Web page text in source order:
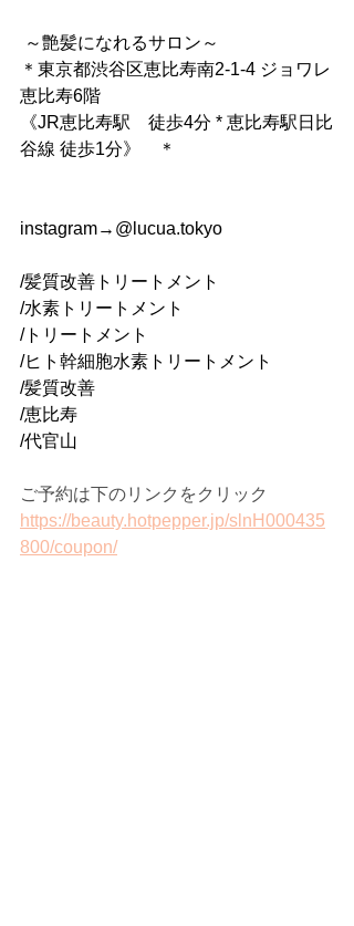
～艶髪になれるサロン～
＊東京都渋谷区恵比寿南2-1-4 ジョワレ
恵比寿6階
《JR恵比寿駅　徒歩4分 * 恵比寿駅日比
谷線 徒歩1分》    ＊
instagram→@lucua.tokyo
/髪質改善トリートメント
/水素トリートメント
/トリートメント
/ヒト幹細胞水素トリートメント
/髪質改善
/恵比寿
/代官山
ご予約は下のリンクをクリック
https://beauty.hotpepper.jp/slnH000435
800/coupon/